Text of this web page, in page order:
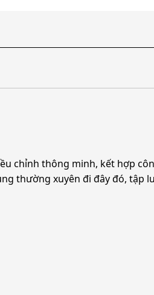
chỉnh thông minh, kết hợp
thường xuyên đi đây đó, tập